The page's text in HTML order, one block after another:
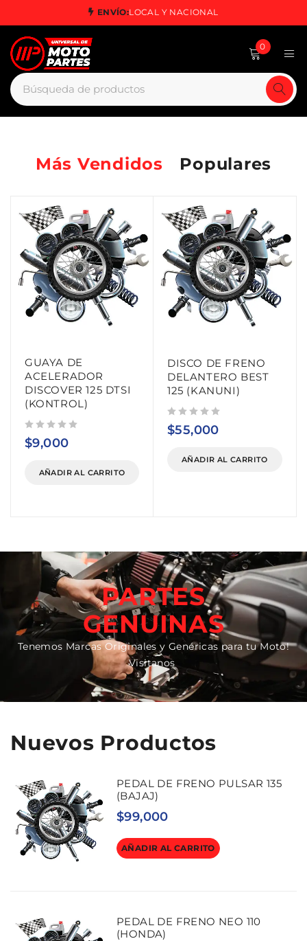
ENVÍO:LOCAL Y NACIONAL
0
Más Vendidos Populares
GUAYA DE
ACELERADOR
DISCOVER 125 DTSI
(KONTROL)
$9,000
AÑADIR AL CARRITO
DISCO DE FRENO
DELANTERO BEST
125 (KANUNI)
$55,000
AÑADIR AL CARRITO
PARTES
GENUINAS
Tenemos Marcas Originales y Genéricas para tu Moto!
Visitanos
Nuevos Productos
PEDAL DE FRENO PULSAR 135
(BAJAJ)
$99,000
AÑADIR AL CARRITO
PEDAL DE FRENO NEO 110
(HONDA)